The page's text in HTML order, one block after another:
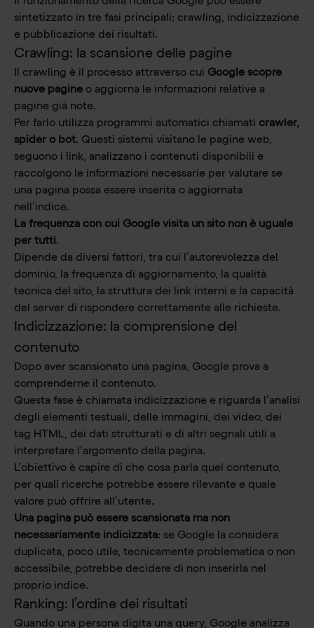
sintetizzato in tre fasi principali: crawling, indicizzazione
e pubblicazione dei risultati.
Crawling: la scansione delle pagine
Il crawling è il processo attraverso cui Google scopre
nuove pagine o aggiorna le informazioni relative a
pagine già note.
Per farlo utilizza programmi automatici chiamati crawler,
spider o bot. Questi sistemi visitano le pagine web,
seguono i link, analizzano i contenuti disponibili e
raccolgono le informazioni necessarie per valutare se
una pagina possa essere inserita o aggiornata
nell’indice.
La frequenza con cui Google visita un sito non è uguale
per tutti.
Dipende da diversi fattori, tra cui l’autorevolezza del
dominio, la frequenza di aggiornamento, la qualità
tecnica del sito, la struttura dei link interni e la capacità
del server di rispondere correttamente alle richieste.
Indicizzazione: la comprensione del
contenuto
Dopo aver scansionato una pagina, Google prova a
comprenderne il contenuto.
Questa fase è chiamata indicizzazione e riguarda l’analisi
degli elementi testuali, delle immagini, dei video, dei
tag HTML, dei dati strutturati e di altri segnali utili a
interpretare l’argomento della pagina.
L’obiettivo è capire di che cosa parla quel contenuto,
per quali ricerche potrebbe essere rilevante e quale
valore può offrire all’utente.
Una pagina può essere scansionata ma non
necessariamente indicizzata: se Google la considera
duplicata, poco utile, tecnicamente problematica o non
accessibile, potrebbe decidere di non inserirla nel
proprio indice.
Ranking: l’ordine dei risultati
Quando una persona digita una query, Google analizza